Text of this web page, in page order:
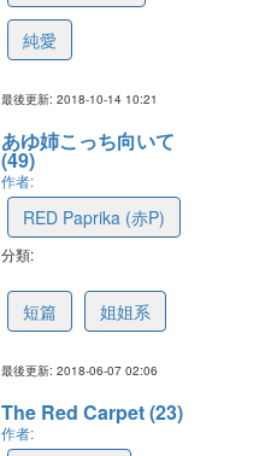
純愛
最後更新: 2018-10-14 10:21
あゆ姉こっち向いて
(49)
作者:
RED Paprika (赤P)
分類:
短篇 姐姐系
最後更新: 2018-06-07 02:06
The Red Carpet (23)
作者: